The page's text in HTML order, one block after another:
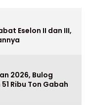
Eselon II dan III,
2026, Bulog
Ribu Ton Gabah